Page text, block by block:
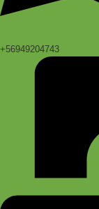
+56949204743